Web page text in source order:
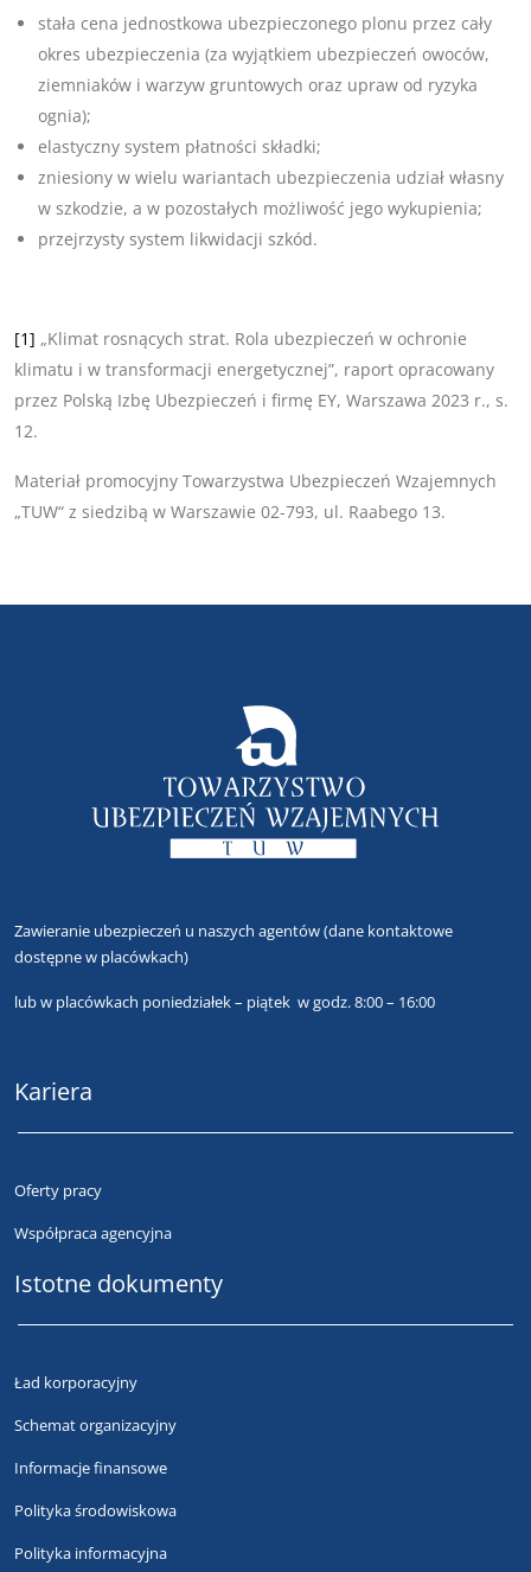
stała cena jednostkowa ubezpieczonego plonu przez cały
okres ubezpieczenia (za wyjątkiem ubezpieczeń owoców,
ziemniaków i warzyw gruntowych oraz upraw od ryzyka
ognia);
elastyczny system płatności składki;
zniesiony w wielu wariantach ubezpieczenia udział własny
w szkodzie, a w pozostałych możliwość jego wykupienia;
przejrzysty system likwidacji szkód.
[1] „Klimat rosnących strat. Rola ubezpieczeń w ochronie
klimatu i w transformacji energetycznej”, raport opracowany
przez Polską Izbę Ubezpieczeń i firmę EY, Warszawa 2023 r., s.
12.
Materiał promocyjny Towarzystwa Ubezpieczeń Wzajemnych
„TUW“ z siedzibą w Warszawie 02-793, ul. Raabego 13.
Zawieranie ubezpieczeń u naszych agentów(dane kontaktowe
dostępne w placówkach)
lubw placówkach poniedziałek – piątek w godz. 8:00 – 16:00
Kariera
Oferty pracy
Współpraca agencyjna
Istotne dokumenty
Ład korporacyjny
Schemat organizacyjny
Informacje finansowe
Polityka środowiskowa
Polityka informacyjna